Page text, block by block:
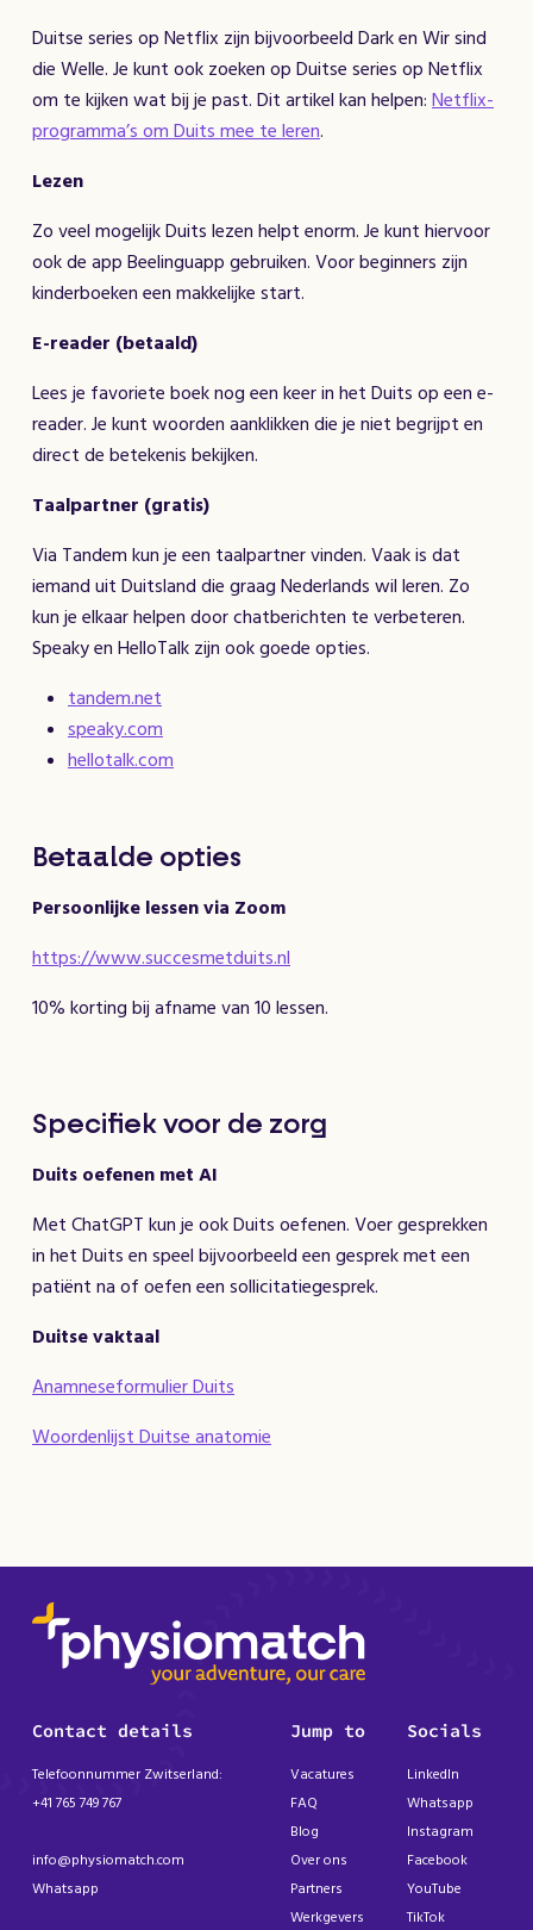
Duitse series op Netflix zijn bijvoorbeeld Dark en Wir sind
die Welle. Je kunt ook zoeken op Duitse series op Netflix
om te kijken wat bij je past. Dit artikel kan helpen: Netflix-
programma’s om Duits mee te leren.
Lezen
Zo veel mogelijk Duits lezen helpt enorm. Je kunt hiervoor
ook de app Beelinguapp gebruiken. Voor beginners zijn
kinderboeken een makkelijke start.
E-reader (betaald)
Lees je favoriete boek nog een keer in het Duits op een e-
reader. Je kunt woorden aanklikken die je niet begrijpt en
direct de betekenis bekijken.
Taalpartner (gratis)
Via Tandem kun je een taalpartner vinden. Vaak is dat
iemand uit Duitsland die graag Nederlands wil leren. Zo
kun je elkaar helpen door chatberichten te verbeteren.
Speaky en HelloTalk zijn ook goede opties.
tandem.net
speaky.com
hellotalk.com
Betaalde opties
Persoonlijke lessen via Zoom
https://www.succesmetduits.nl
10% korting bij afname van 10 lessen.
Specifiek voor de zorg
Duits oefenen met AI
Met ChatGPT kun je ook Duits oefenen. Voer gesprekken
in het Duits en speel bijvoorbeeld een gesprek met een
patiënt na of oefen een sollicitatiegesprek.
Duitse vaktaal
Anamneseformulier Duits
Woordenlijst Duitse anatomie
Contact details
Telefoonnummer Zwitserland:
+41 765 749 767
info@physiomatch.com
Whatsapp
Jump to
Vacatures
FAQ
Blog
Over ons
Partners
Werkgevers
Socials
LinkedIn
Whatsapp
Instagram
Facebook
YouTube
TikTok